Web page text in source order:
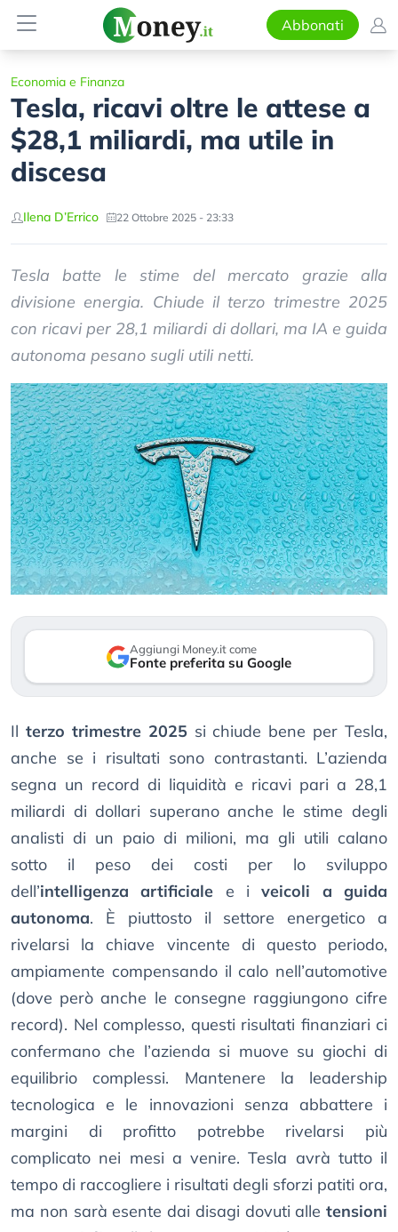
Abbonati
Economia e Finanza
Tesla, ricavi oltre le attese a
$28,1 miliardi, ma utile in
discesa
Ilena D’Errico 22 Ottobre 2025 - 23:33
Tesla batte le stime del mercato grazie alla
divisione energia. Chiude il terzo trimestre 2025
con ricavi per 28,1 miliardi di dollari, ma IA e guida
autonoma pesano sugli utili netti.
Aggiungi Money.it come
Fonte preferita su Google
Il terzo trimestre 2025 si chiude bene per Tesla,
anche se i risultati sono contrastanti. L’azienda
segna un record di liquidità e ricavi pari a 28,1
miliardi di dollari superano anche le stime degli
analisti di un paio di milioni, ma gli utili calano
sotto il peso dei costi per lo sviluppo
dell’intelligenza artificiale e iveicoli a guida
autonoma. È piuttosto il settore energetico a
rivelarsi la chiave vincente di questo periodo,
ampiamente compensando il calo nell’automotive
(dove però anche le consegne raggiungono cifre
record). Nel complesso, questi risultati finanziari ci
confermano che l’azienda si muove su giochi di
equilibrio complessi. Mantenere la leadership
tecnologica e le innovazioni senza abbattere i
margini di profitto potrebbe rivelarsi più
complicato nei mesi a venire. Tesla avrà tutto il
tempo di raccogliere i risultati degli sforzi patiti ora,
ma non sarà esente dai disagi dovuti alle tensioni